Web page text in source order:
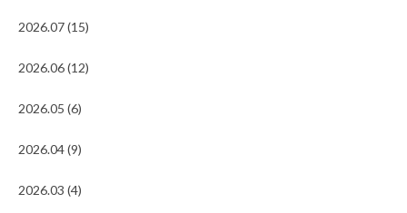
2026.07 (15)
2026.06 (12)
2026.05 (6)
2026.04 (9)
2026.03 (4)